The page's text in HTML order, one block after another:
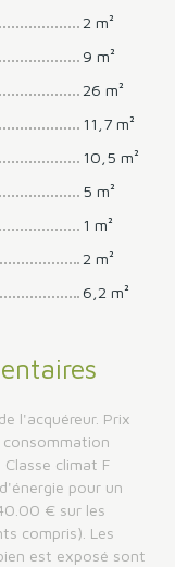
2 m²
9 m²
26 m²
11,7 m²
10,5 m²
5 m²
1 m²
2 m²
6,2 m²
l'acquéreur. Prix
climat F
pour un
€ sur les
compris). Les
est exposé sont